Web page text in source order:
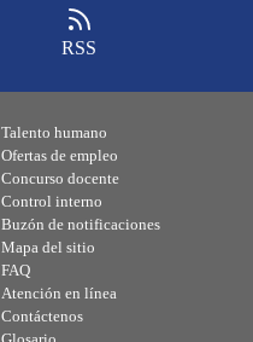
RSS
Talento humano
Ofertas de empleo
Concurso docente
Control interno
Buzón de notificaciones
Mapa del sitio
FAQ
Atención en línea
Contáctenos